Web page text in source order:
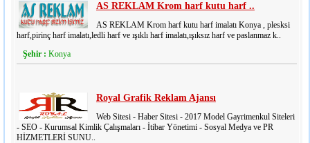
AS REKLAM Krom harf kutu harf ..
AS REKLAM Krom harf kutu harf imalatı Konya , plesksi
harf,pirinç harf imalatı,ledli harf ve ışıklı harf imalatı,ışıksız harf ve paslanmaz k..
Şehir : Konya
Royal Grafik Reklam Ajansı
Web Sitesi - Haber Sitesi - 2017 Model Gayrimenkul Siteleri
- SEO - Kurumsal Kimlik Çalışmaları - İtibar Yönetimi - Sosyal Medya ve PR
HİZMETLERİ SUNU..